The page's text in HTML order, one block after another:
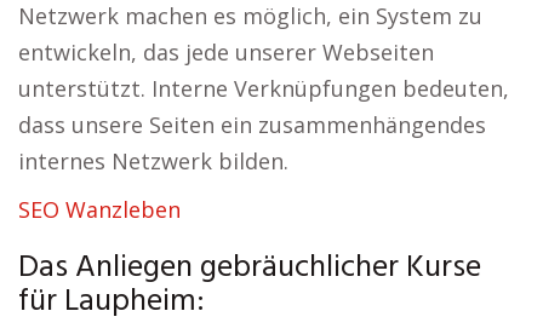
Netzwerk machen es möglich, ein System zu
entwickeln, das jede unserer Webseiten
unterstützt. Interne Verknüpfungen bedeuten,
dass unsere Seiten ein zusammenhängendes
internes Netzwerk bilden.
SEO Wanzleben
Das Anliegen gebräuchlicher Kurse
für Laupheim: